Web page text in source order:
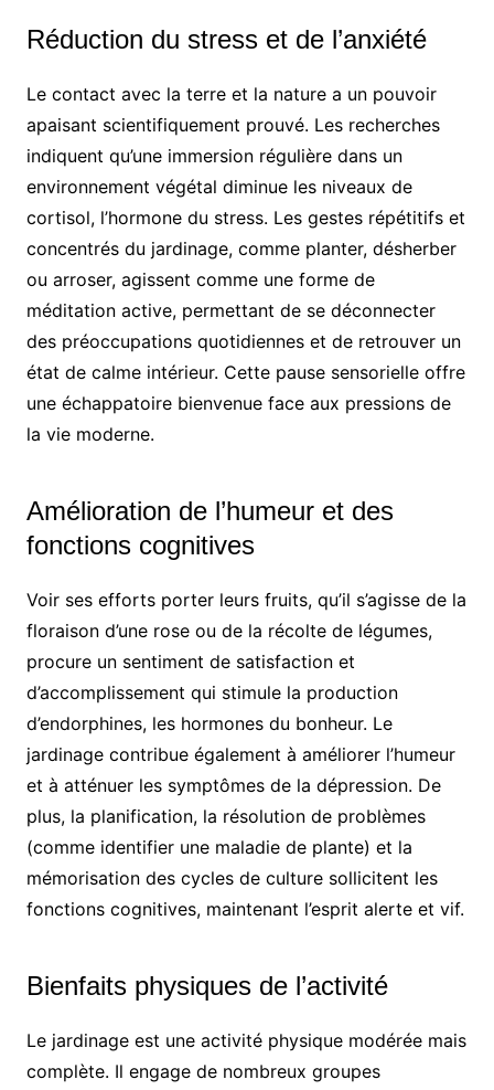
Réduction du stress et de l’anxiété
Le contact avec la terre et la nature a un pouvoir
apaisant scientifiquement prouvé. Les recherches
indiquent qu’une immersion régulière dans un
environnement végétal diminue les niveaux de
cortisol, l’hormone du stress. Les gestes répétitifs et
concentrés du jardinage, comme planter, désherber
ou arroser, agissent comme une forme de
méditation active, permettant de se déconnecter
des préoccupations quotidiennes et de retrouver un
état de calme intérieur. Cette pause sensorielle offre
une échappatoire bienvenue face aux pressions de
la vie moderne.
Amélioration de l’humeur et des
fonctions cognitives
Voir ses efforts porter leurs fruits, qu’il s’agisse de la
floraison d’une rose ou de la récolte de légumes,
procure un sentiment de satisfaction et
d’accomplissement qui stimule la production
d’endorphines, les hormones du bonheur. Le
jardinage contribue également à améliorer l’humeur
et à atténuer les symptômes de la dépression. De
plus, la planification, la résolution de problèmes
(comme identifier une maladie de plante) et la
mémorisation des cycles de culture sollicitent les
fonctions cognitives, maintenant l’esprit alerte et vif.
Bienfaits physiques de l’activité
Le jardinage est une activité physique modérée mais
complète. Il engage de nombreux groupes